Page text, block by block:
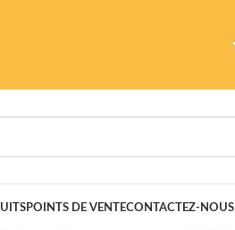
POINTS DE VENTECONTACTEZ-NOUS